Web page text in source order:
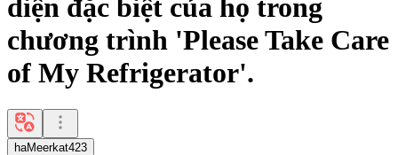
diện đặc biệt của họ trong
chương trình 'Please Take Care
of My Refrigerator'.
haMeerkat423